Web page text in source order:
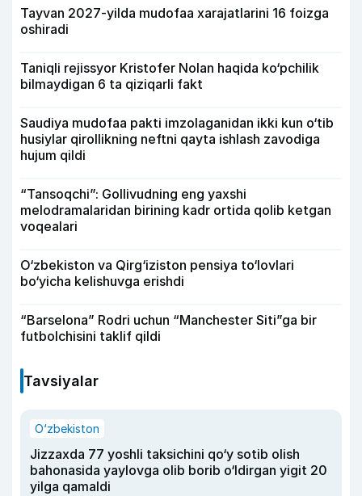
Tayvan 2027-yilda mudofaa xarajatlarini 16 foizga
oshiradi
Taniqli rejissyor Kristofer Nolan haqida ko‘pchilik
bilmaydigan 6 ta qiziqarli fakt
Saudiya mudofaa pakti imzolaganidan ikki kun o‘tib
husiylar qirollikning neftni qayta ishlash zavodiga
hujum qildi
“Tansoqchi”: Gollivudning eng yaxshi
melodramalaridan birining kadr ortida qolib ketgan
voqealari
O‘zbekiston va Qirg‘iziston pensiya to‘lovlari
bo‘yicha kelishuvga erishdi
“Barselona” Rodri uchun “Manchester Siti”ga bir
futbolchisini taklif qildi
Tavsiyalar
O‘zbekiston
Jizzaxda 77 yoshli taksichini qo‘y sotib olish
bahonasida yaylovga olib borib o‘ldirgan yigit 20
yilga qamaldi